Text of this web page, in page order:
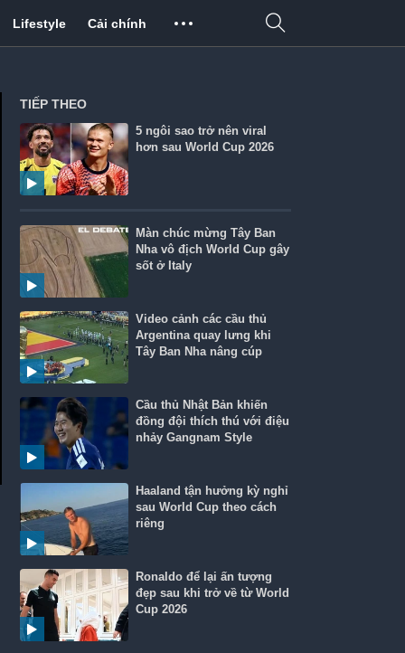
Lifestyle Cải chính
TIẾP THEO
5 ngôi sao trở nên viral
hơn sau World Cup 2026
Màn chúc mừng Tây Ban
Nha vô địch World Cup gây
sốt ở Italy
Video cảnh các cầu thủ
Argentina quay lưng khi
Tây Ban Nha nâng cúp
Cầu thủ Nhật Bản khiến
đồng đội thích thú với điệu
nhảy Gangnam Style
Haaland tận hưởng kỳ nghỉ
sau World Cup theo cách
riêng
Ronaldo để lại ấn tượng
đẹp sau khi trở về từ World
Cup 2026